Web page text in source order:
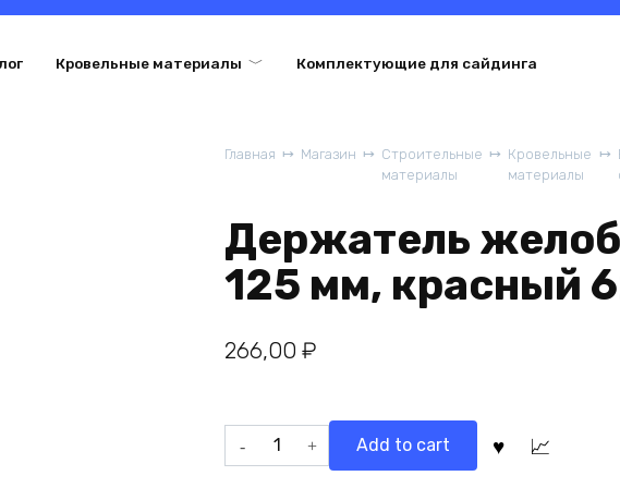
Кровельные материалы Комплектующие для сайдинга
Главная Магазин
Строительные
материалы
Кровельные
материалы
Держатель
125 мм, краcный
266,00 ₽
Держатель
желоба
Add to cart